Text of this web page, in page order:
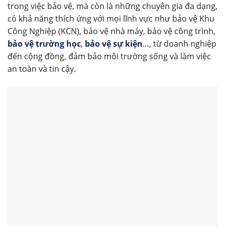
trong việc bảo vệ, mà còn là những chuyên gia đa dạng,
có khả năng thích ứng với mọi lĩnh vực như bảo vệ Khu
Công Nghiệp (KCN), bảo vệ nhà máy, bảo vệ công trình,
bảo vệ trường học, bảo vệ sự kiện…, từ doanh nghiệp
đến cộng đồng, đảm bảo môi trường sống và làm việc
an toàn và tin cậy.